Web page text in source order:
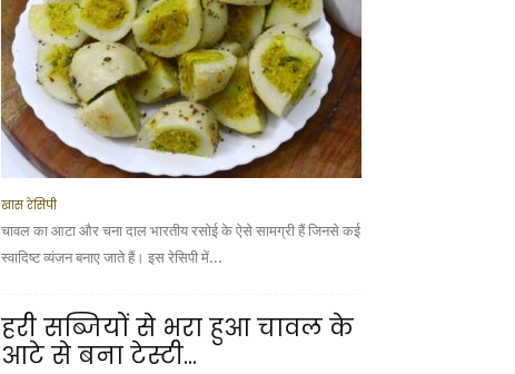
खास रेसिपी
चावल का आटा और चना दाल भारतीय रसोई के ऐसे सामग्री हैं जिनसे कई
स्वादिष्ट व्यंजन बनाए जाते हैं। इस रेसिपी में...
हरी सब्जियों से भरा हुआ चावल के
आटे से बना टेस्टी...